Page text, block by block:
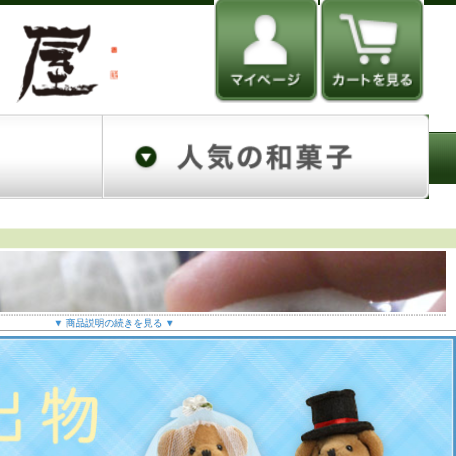
▼ 商品説明の続きを見る ▼